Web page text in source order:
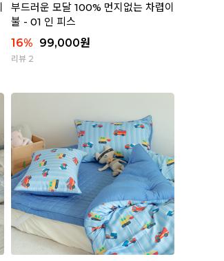
부드러운 모달 100% 먼지없는 차렵이
불 - 01 인 피스
16% 99,000원
리뷰 2